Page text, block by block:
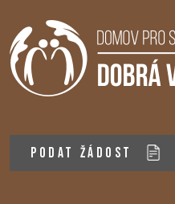
PODAT ŽÁDOST